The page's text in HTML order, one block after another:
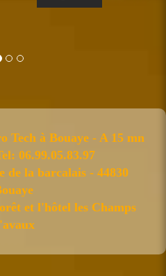
Tech à Bouaye - A 15 mn
06.99.05.83.97
de la barcalais - 44830
et l'hôtel les Champs